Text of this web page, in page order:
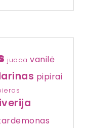
juoda vanilė
pipirai